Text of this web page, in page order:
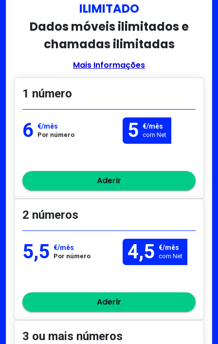
ILIMITADO
Dados móveis ilimitados e
chamadas ilimitadas
Mais Informações
1 número
6 €/mês
Por número 5 €/mês
com Net
Aderir
2 números
5,5 €/mês
Por número 4,5 €/mês
com Net
Aderir
3 ou mais números